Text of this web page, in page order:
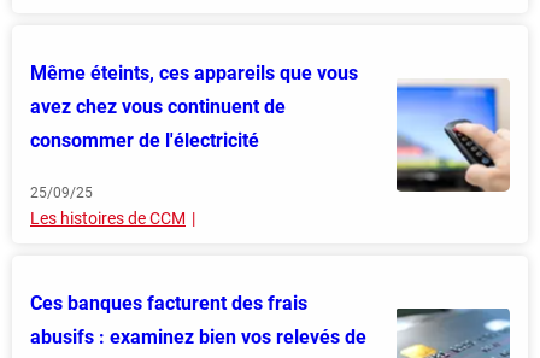
Même éteints, ces appareils que vous
avez chez vous continuent de
consommer de l'électricité
25/09/25
Les histoires de CCM
Ces banques facturent des frais
abusifs : examinez bien vos relevés de